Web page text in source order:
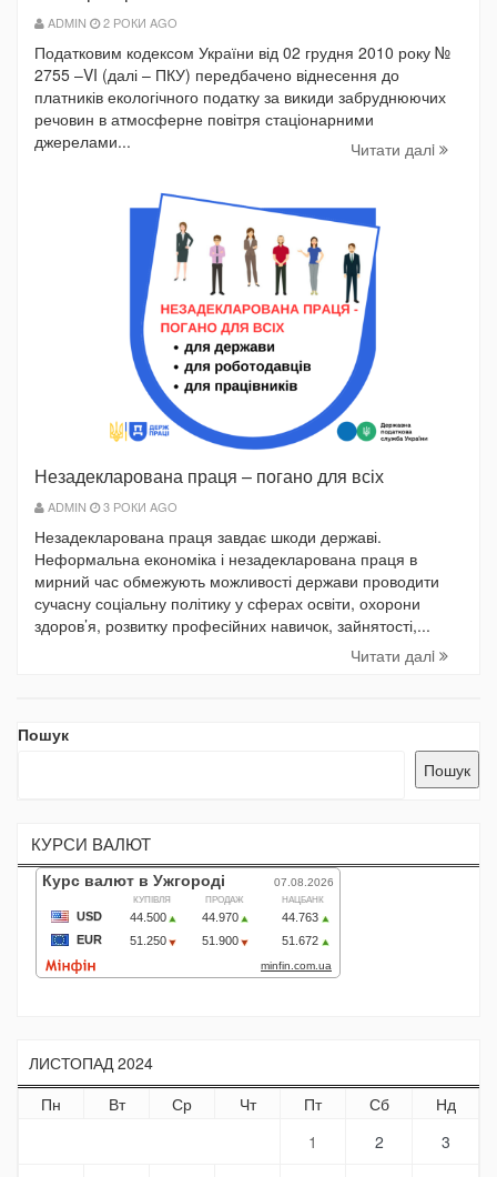
ADMIN 2 РОКИ AGO
Податковим кодексом України від 02 грудня 2010 року №
2755 –VI (далі – ПКУ) передбачено віднесення до
платників екологічного податку за викиди забруднюючих
речовин в атмосферне повітря стаціонарними
джерелами...
Читати далi
Незадекларована праця – погано для всіх
ADMIN 3 РОКИ AGO
Незадекларована праця завдає шкоди державі.
Неформальна економіка і незадекларована праця в
мирний час обмежують можливості держави проводити
сучасну соціальну політику у сферах освіти, охорони
здоров’я, розвитку професійних навичок, зайнятості,...
Читати далi
Пошук
Пошук
КУРСИ ВАЛЮТ
ЛИСТОПАД 2024
Пн
Вт Ср Чт Пт Сб
Нд
1
2 3